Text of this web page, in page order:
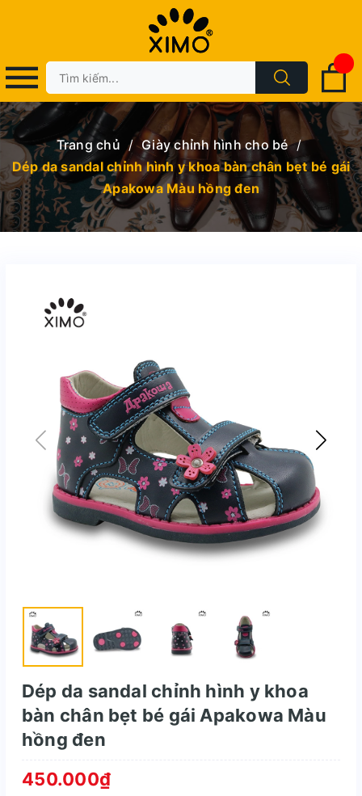
Trang chủ / Giày chỉnh hình cho bé /
Dép da sandal chỉnh hình y khoa bàn chân bẹt bé gái
Apakowa Màu hồng đen
Dép da sandal chỉnh hình y khoa
bàn chân bẹt bé gái Apakowa Màu
hồng đen
450.000₫